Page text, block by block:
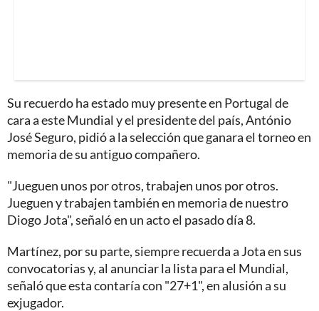
Su recuerdo ha estado muy presente en Portugal de
cara a este Mundial y el presidente del país, António
José Seguro, pidió a la selección que ganara el torneo en
memoria de su antiguo compañero.
"Jueguen unos por otros, trabajen unos por otros.
Jueguen y trabajen también en memoria de nuestro
Diogo Jota", señaló en un acto el pasado día 8.
Martínez, por su parte, siempre recuerda a Jota en sus
convocatorias y, al anunciar la lista para el Mundial,
señaló que esta contaría con "27+1", en alusión a su
exjugador.